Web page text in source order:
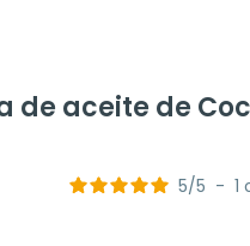
de aceite de
5/5 - 1